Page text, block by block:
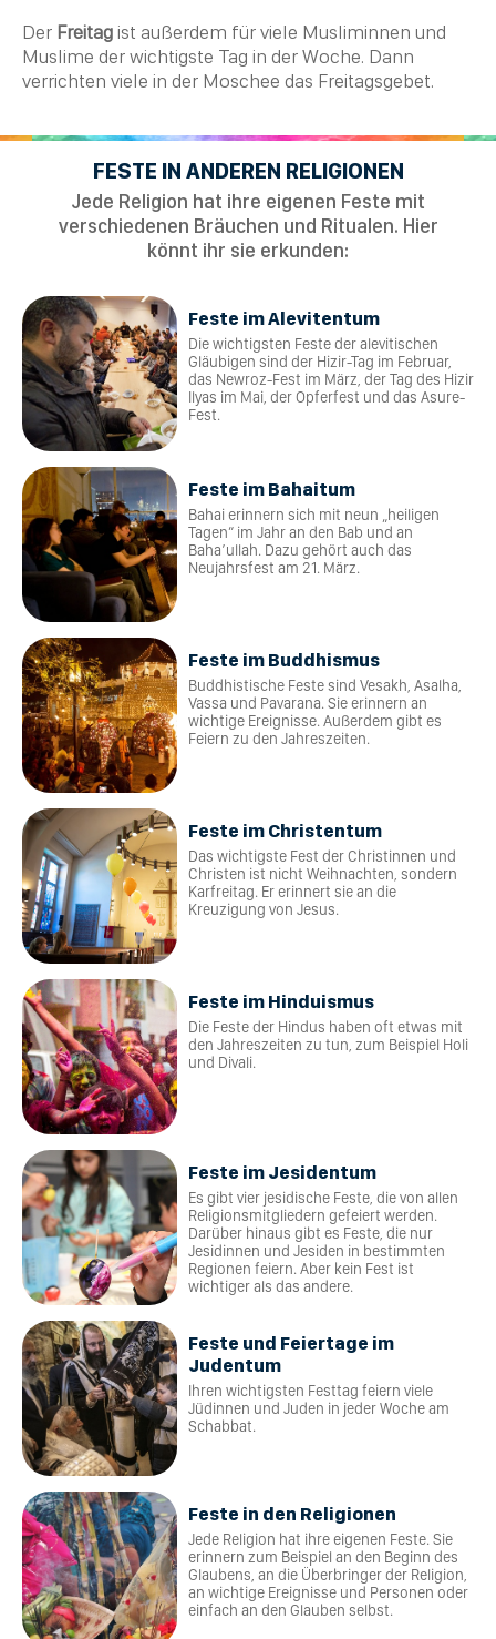
Der Freitagist außerdem für viele Musliminnen und
Muslime der wichtigste Tag in der Woche. Dann
verrichten viele in der Moschee das Freitagsgebet.
FESTE IN ANDEREN RELIGIONEN
Jede Religion hat ihre eigenen Feste mit
verschiedenen Bräuchen und Ritualen. Hier
könnt ihr sie erkunden:
Feste im Alevitentum
Die wichtigsten Feste der alevitischen
Gläubigen sind der Hizir-Tag im Februar,
das Newroz-Fest im März, der Tag des Hizir
Ilyas im Mai, der Opferfest und das Asure-
Fest.
Feste im Bahaitum
Bahai erinnern sich mit neun „heiligen
Tagen“ im Jahr an den Bab und an
Baha’ullah. Dazu gehört auch das
Neujahrsfest am 21. März.
Feste im Buddhismus
Buddhistische Feste sind Vesakh, Asalha,
Vassa und Pavarana. Sie erinnern an
wichtige Ereignisse. Außerdem gibt es
Feiern zu den Jahreszeiten.
Feste im Christentum
Das wichtigste Fest der Christinnen und
Christen ist nicht Weihnachten, sondern
Karfreitag. Er erinnert sie an die
Kreuzigung von Jesus.
Feste im Hinduismus
Die Feste der Hindus haben oft etwas mit
den Jahreszeiten zu tun, zum Beispiel Holi
und Divali.
Feste im Jesidentum
Es gibt vier jesidische Feste, die von allen
Religionsmitgliedern gefeiert werden.
Darüber hinaus gibt es Feste, die nur
Jesidinnen und Jesiden in bestimmten
Regionen feiern. Aber kein Fest ist
wichtiger als das andere.
Feste und Feiertage im
Judentum
Ihren wichtigsten Festtag feiern viele
Jüdinnen und Juden in jeder Woche am
Schabbat.
Feste in den Religionen
Jede Religion hat ihre eigenen Feste. Sie
erinnern zum Beispiel an den Beginn des
Glaubens, an die Überbringer der Religion,
an wichtige Ereignisse und Personen oder
einfach an den Glauben selbst.